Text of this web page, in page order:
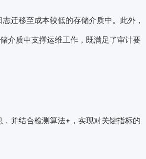
迁移至成本较低的存储介质中。此外，
介质中支撑运维工作，既满足了审计要
，并结合检测算法 ，实现对关键指标的